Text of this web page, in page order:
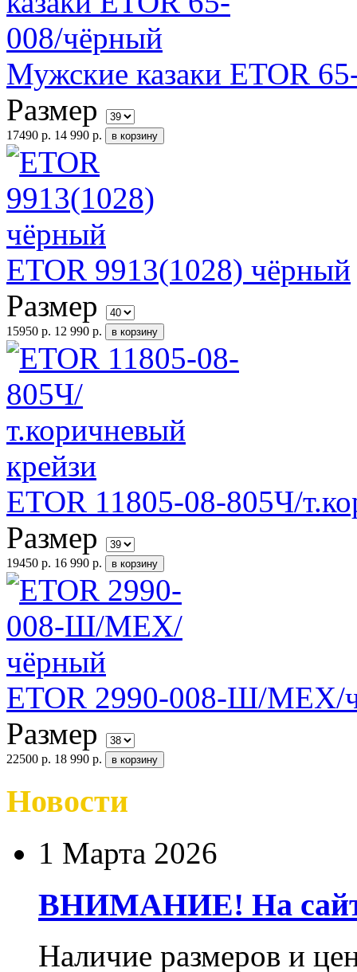
Мужские казаки ETOR
Размер
17490 р. 14 990 р.
ETOR 9913(1028) чёрный
Размер
15950 р. 12 990 р.
ETOR 11805-08-805Ч/
Размер
19450 р. 16 990 р.
ETOR 2990-008-Ш/МЕХ/
Размер
22500 р. 18 990 р.
Новости
1 Марта 2026
ВНИМАНИЕ! На сайте
Наличие размеров и